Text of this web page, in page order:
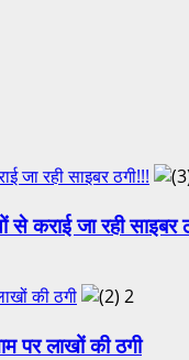
जा रही साइबर ठगी!!!
से कराई जा रही साइबर
की ठगी
2
पर लाखों की ठगी